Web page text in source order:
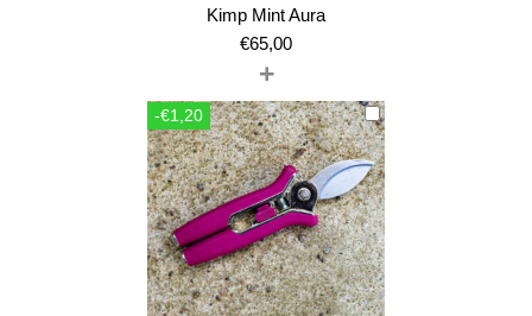
Kimp Mint Aura
€65,00
+
-€1,20